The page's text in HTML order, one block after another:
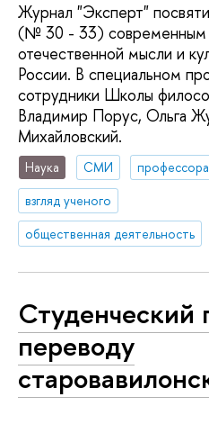
Журнал "Эксперт"
(№ 30 - 33) современным
отечественной мысли и
России. В специальном
сотрудники Школы
Владимир Порус, Ольга
Михайловский.
Наука СМИ
профессора
взгляд ученого
общественная деятельность
Студенческий
переводу